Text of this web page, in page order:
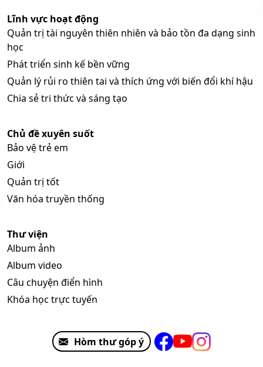
Lĩnh vực hoạt động
Quản trị tài nguyên thiên nhiên và bảo tồn đa dạng sinh
học
Phát triển sinh kế bền vững
Quản lý rủi ro thiên tai và thích ứng với biến đổi khí hậu
Chia sẻ tri thức và sáng tạo
Chủ đề xuyên suốt
Bảo vệ trẻ em
Giới
Quản trị tốt
Văn hóa truyền thống
Thư viện
Album ảnh
Album video
Câu chuyện điển hình
Khóa học trực tuyến
Hòm thư góp ý